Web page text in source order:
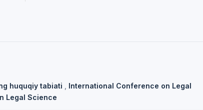
huquqiy tabiati
International Conference on Legal
Legal Science